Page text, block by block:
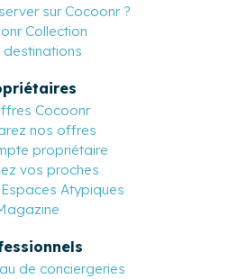
sur Cocoonr ?
Collection
Cocoonr
nos offres
propriétaire
vos proches
Atypiques
de conciergeries